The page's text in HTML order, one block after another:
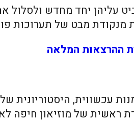
עליהן יחד מחדש
מנקודת מבט של תערוכות
ההרצאות המלאה
עכשווית, היסטוריונית
כאוצרת ראשית של מוזיאון